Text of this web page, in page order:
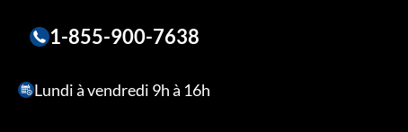
1-855-900-7638
Lundi à vendredi 9h à 16h